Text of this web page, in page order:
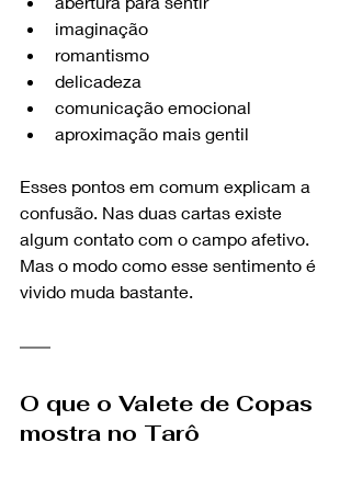
imaginação
romantismo
delicadeza
comunicação emocional
aproximação mais gentil
Esses pontos em comum explicam a
confusão. Nas duas cartas existe
algum contato com o campo afetivo.
Mas o modo como esse sentimento é
vivido muda bastante.
O que o Valete de Copas
mostra no Tarô